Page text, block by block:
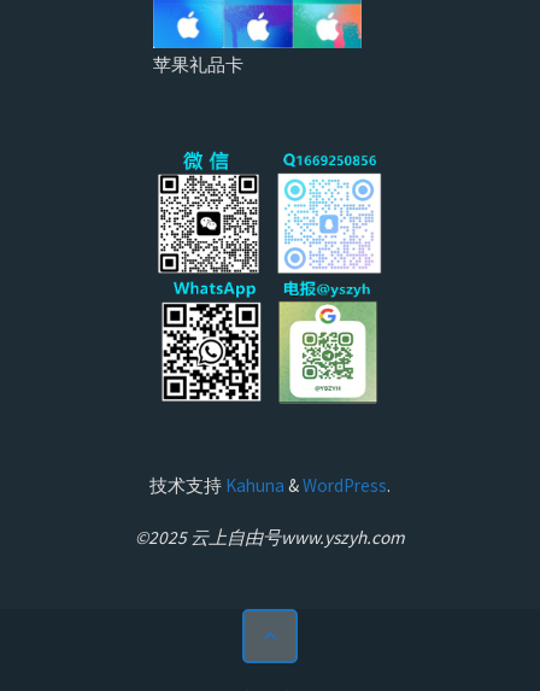
苹果礼品卡
技术支持 Kahuna &WordPress.
©2025 云上自由号www.yszyh.com